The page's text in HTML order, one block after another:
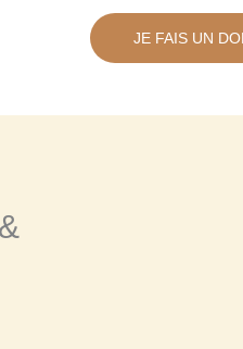
JE FAIS UN